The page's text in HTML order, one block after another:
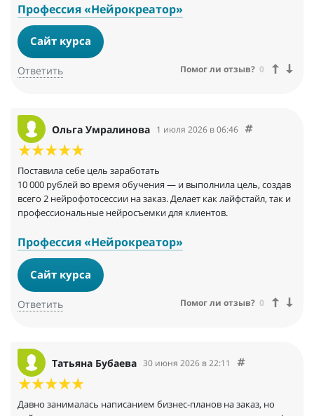
Профессия «Нейрокреатор»
Сайт курса
Ответить Помог ли отзыв? 0
Ольга Умралинова 1 июля 2026 в 06:46
Поставила себе цель заработать
10 000 рублей во время обучения — и выполнила цель, создав
всего 2 нейрофотосессии на заказ. Делает как лайфстайл, так и
профессиональные нейросъемки для клиентов.
Профессия «Нейрокреатор»
Сайт курса
Ответить Помог ли отзыв? 0
Татьяна Бубаева 30 июня 2026 в 22:11
Давно занималась написанием бизнес-планов на заказ, но